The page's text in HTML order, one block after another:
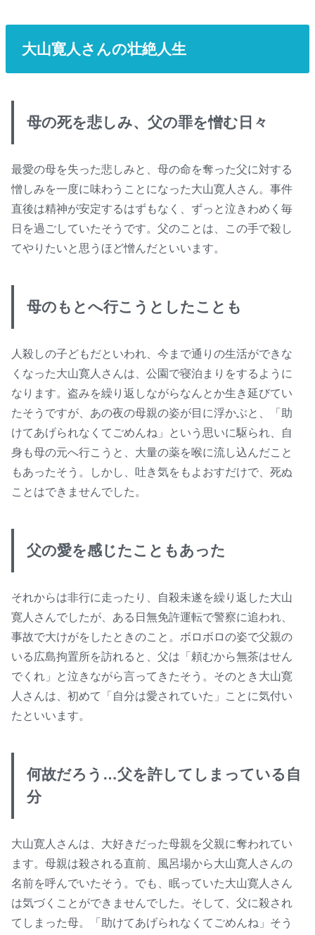
大山寛人さんの壮絶人生
母の死を悲しみ、父の罪を憎む日々
最愛の母を失った悲しみと、母の命を奪った父に対する
憎しみを一度に味わうことになった大山寛人さん。事件
直後は精神が安定するはずもなく、ずっと泣きわめく毎
日を過ごしていたそうです。父のことは、この手で殺し
てやりたいと思うほど憎んだといいます。
母のもとへ行こうとしたことも
人殺しの子どもだといわれ、今まで通りの生活ができな
くなった大山寛人さんは、公園で寝泊まりをするように
なります。盗みを繰り返しながらなんとか生き延びてい
たそうですが、あの夜の母親の姿が目に浮かぶと、「助
けてあげられなくてごめんね」という思いに駆られ、自
身も母の元へ行こうと、大量の薬を喉に流し込んだこと
もあったそう。しかし、吐き気をもよおすだけで、死ぬ
ことはできませんでした。
父の愛を感じたこともあった
それからは非行に走ったり、自殺未遂を繰り返した大山
寛人さんでしたが、ある日無免許運転で警察に追われ、
事故で大けがをしたときのこと。ボロボロの姿で父親の
いる広島拘置所を訪れると、父は「頼むから無茶はせん
でくれ」と泣きながら言ってきたそう。そのとき大山寛
人さんは、初めて「自分は愛されていた」ことに気付い
たといいます。
何故だろう…父を許してしまっている自
分
大山寛人さんは、大好きだった母親を父親に奪われてい
ます。母親は殺される直前、風呂場から大山寛人さんの
名前を呼んでいたそう。でも、眠っていた大山寛人さん
は気づくことができませんでした。そして、父に殺され
てしまった母。「助けてあげられなくてごめんね」そう